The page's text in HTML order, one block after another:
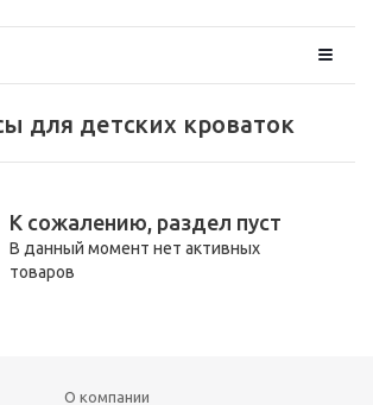
для детских кроваток
К сожалению, раздел пуст
В данный момент нет активных
товаров
О компании